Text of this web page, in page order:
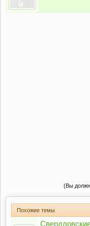
(Вы
Похожие темы